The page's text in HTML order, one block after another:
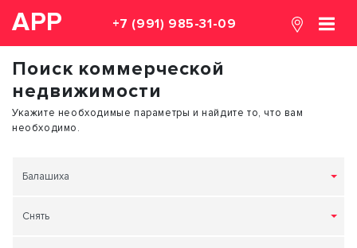
АРР +7 (991) 985-31-09
Поиск коммерческой
недвижимости
Укажите необходимые параметры и найдите то, что вам
необходимо.
Балашиха
Снять